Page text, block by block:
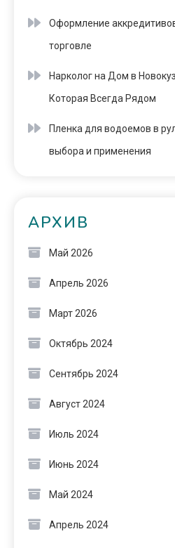
Оформление
торговле
Нарколог на Дом в
Которая Всегда Рядом
Пленка для водоемов в
выбора и применения
АРХИВ
Май 2026
Апрель 2026
Март 2026
Октябрь 2024
Сентябрь 2024
Август 2024
Июль 2024
Июнь 2024
Май 2024
Апрель 2024